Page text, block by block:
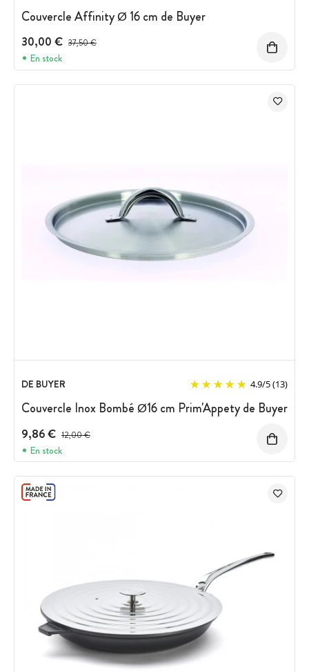
Couvercle Affinity Ø 16 cm de Buyer
30,00 € Prix avant réduction :
37,50 €
En stock
DE BUYER 4.9/5(13)
Couvercle Inox Bombé Ø16 cm Prim'Appety de Buyer
9,86 € Prix avant réduction :
12,00 €
En stock